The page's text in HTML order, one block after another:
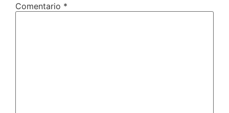
Comentario *